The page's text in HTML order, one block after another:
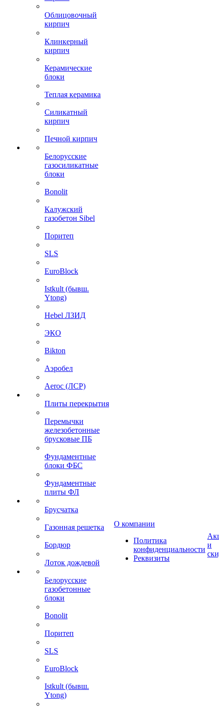
Облицовочный
кирпич
Клинкерный
кирпич
Керамические
блоки
Теплая керамика
Силикатный
кирпич
Печной кирпич
Белорусские
газосиликатные
блоки
Bonolit
Калужский
газобетон Sibel
Поритеп
SLS
EuroBlock
Istkult (бывш.
Ytong)
Hebel ЛЗИД
ЭКО
Bikton
Аэробел
Aeroc (ЛСР)
Плиты перекрытия
Перемычки
железобетонные
брусковые ПБ
Фундаментные
блоки ФБС
Фундаментные
плиты ФЛ
Брусчатка
Газонная решетка
Бордюр
Лоток дождевой
Белорусские
газобетонные
блоки
Bonolit
Поритеп
SLS
EuroBlock
Istkult (бывш.
Ytong)
О компании
Политика
конфиденциальности
Реквизиты
и